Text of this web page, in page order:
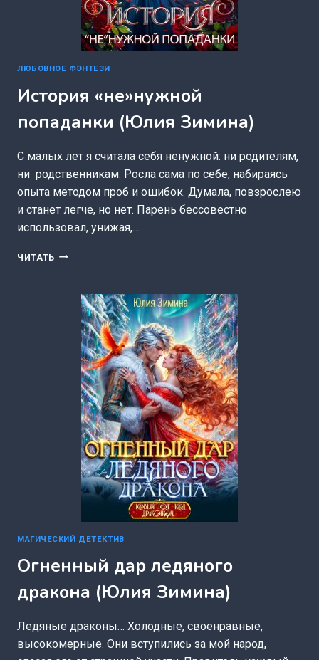
ЛЮБОВНОЕ ФЭНТЕЗИ
История «не»нужной
попаданки (Юлия Зимина)
С малых лет я считала себя ненужной: ни родителям,
ни родственникам. Росла сама по себе, набираясь
опыта методом проб и ошибок. Думала, повзрослею
и станет легче, но нет. Парень бессовестно
использовал, унижая,…
ЧИТАТЬ ИСТОРИЯ
(ЮЛИЯ
ЗИМИНА)
МАГИЧЕСКИЙ ДЕТЕКТИВ
Огненный дар ледяного
дракона (Юлия Зимина)
Ледяные драконы… Холодные, своенравные,
высокомерные. Они вступились за мой народ,